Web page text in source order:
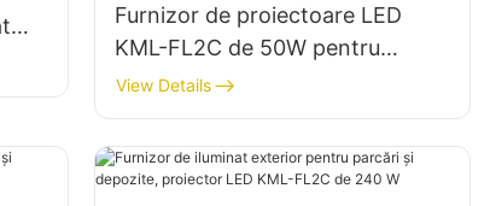
Furnizor de proiectoare LED
KML-FL2C de 50W pentru
panouri publicitare exterioare și
iluminat publicitar de mari
dimensiuni
View Details